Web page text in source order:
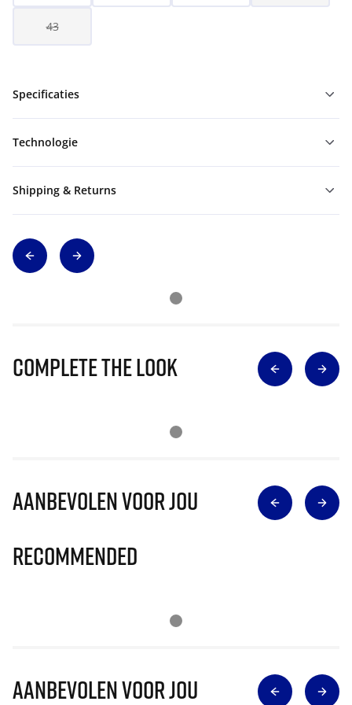
43
Specificaties
Technologie
Shipping & Returns
Complete The Look
Aanbevolen voor jou
Recommended
Aanbevolen voor jou